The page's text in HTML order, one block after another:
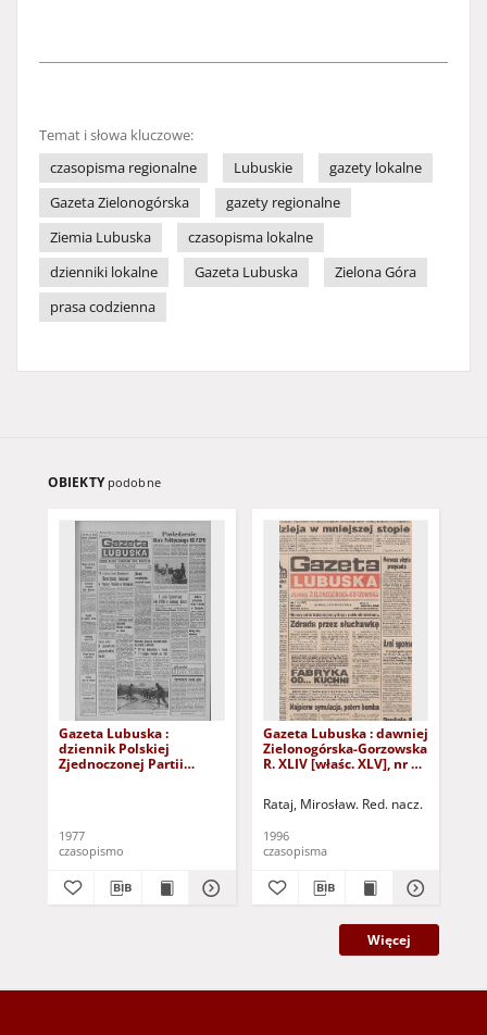
Temat i słowa kluczowe:
czasopisma regionalne
Lubuskie
gazety lokalne
Gazeta Zielonogórska
gazety regionalne
Ziemia Lubuska
czasopisma lokalne
dzienniki lokalne
Gazeta Lubuska
Zielona Góra
prasa codzienna
OBIEKTY podobne
Gazeta Lubuska :
dziennik Polskiej
Zjednoczonej Partii
1977
czasopismo
Gazeta Lubuska : dawniej
Zielonogórska-Gorzowska
R. XLIV [właśc. XLV], nr 52
Rataj, Mirosław. Red. nacz.
1996
czasopisma
Więcej